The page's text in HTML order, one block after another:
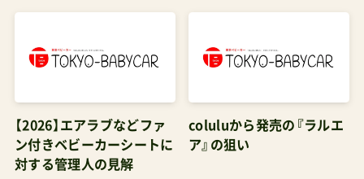
【2026】エアラブなどファ
ン付きベビーカーシートに
対する管理人の見解
coluluから発売の『ラルエ
ア』の狙い